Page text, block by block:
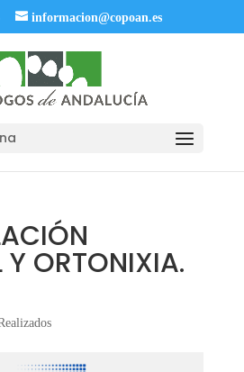
informacion@copoan.es
Y ORTONIXIA.